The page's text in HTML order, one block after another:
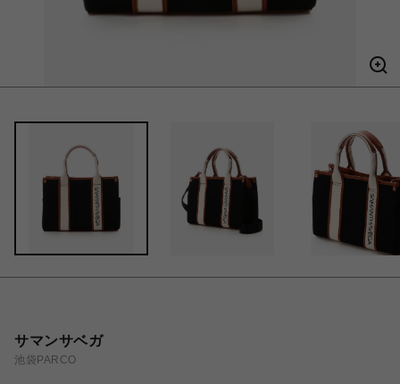
サマンサベガ
池袋PARCO